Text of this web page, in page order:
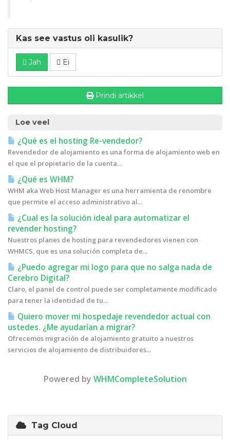
Kas see vastus oli kasulik?
Jah Ei
Prindi artikkel
Loe veel
¿Qué es el hosting Re-vendedor?
Revendedor de alojamiento es una forma de alojamiento web en
el que el propietario de la cuenta...
¿Qué es WHM?
WHM aka Web Host Manager es una herramienta de renombre
que permite el acceso administrativo al...
¿Cual es la solución ideal para automatizar el
revender hosting?
Nuestros planes de hosting para revendedores vienen con
WHMCS, que es una solución completa de...
¿Puedo agregar mi logo para que no salga nada de
Cerebro Digital?
Claro, el panel de control puede ser completamente modificado
para tener la identidad de tu...
Quiero mover mi hospedaje revendedor actual con
ustedes. ¿Me ayudarían a migrar?
Ofrecemos migración de alojamiento gratuito a nuestros
servicios de alojamiento de distribuidores...
Powered by WHMCompleteSolution
Tag Cloud